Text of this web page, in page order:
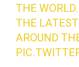
THE
THE
AROUND